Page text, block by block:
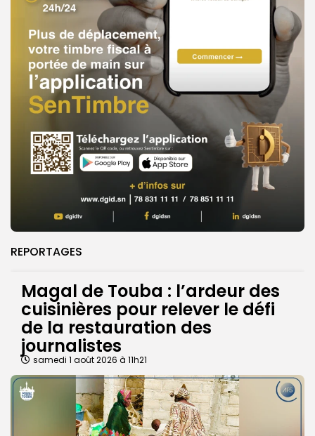
REPORTAGES
Magal de Touba : l’ardeur des
cuisinières pour relever le défi
de la restauration des
journalistes
samedi 1 août 2026 à 11h21